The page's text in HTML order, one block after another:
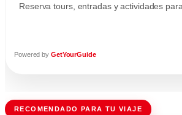
Reserva tours, entradas y actividades
Powered by GetYourGuide
RECOMENDADO PARA TU VIAJE